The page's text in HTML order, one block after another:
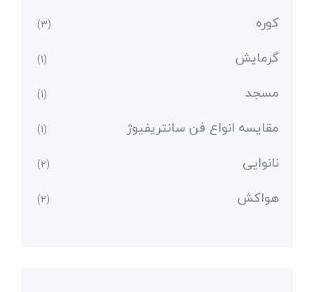
کوره (3)
گرمایش (1)
مسجد (1)
مقایسه انواع فن سانتریفیوژ (1)
نانوایی (2)
هواکش (2)